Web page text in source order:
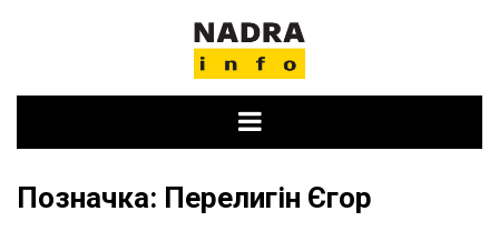
Позначка: Перелигін Єгор